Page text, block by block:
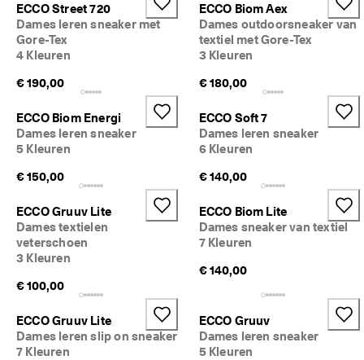
ECCO Street 720
Dames leren sneaker met
Gore-Tex
4 Kleuren
€ 190,00
ECCO Biom Aex
Dames outdoorsneaker van
textiel met Gore-Tex
3 Kleuren
€ 180,00
ECCO Biom Energi
Dames leren sneaker
5 Kleuren
€ 150,00
ECCO Soft 7
Dames leren sneaker
6 Kleuren
€ 140,00
ECCO Gruuv Lite
Dames textielen
veterschoen
3 Kleuren
€ 100,00
ECCO Biom Lite
Dames sneaker van textiel
7 Kleuren
€ 140,00
ECCO Gruuv Lite
Dames leren slip on sneaker
7 Kleuren
ECCO Gruuv
Dames leren sneaker
5 Kleuren